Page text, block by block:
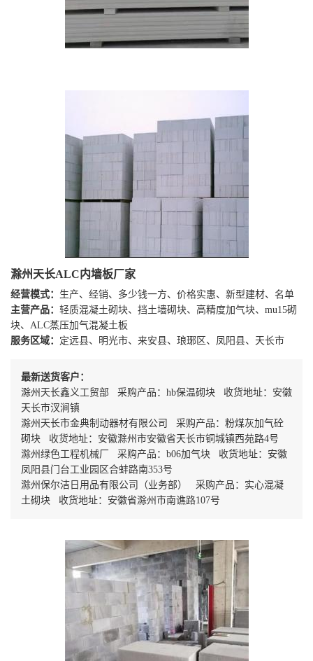
滁州天长ALC内墙板厂家
经营模式： 生产、经销、多少钱一方、价格实惠、新型建材、名单
主营产品： 轻质混凝土砌块、挡土墙砌块、高精度加气块、mu15砌
块、ALC蒸压加气混凝土板
服务区域： 定远县、明光市、来安县、琅琊区、凤阳县、天长市
最新送货客户：
滁州天长鑫义工贸部 采购产品：hb保温砌块 收货地址：安徽
天长市汊涧镇
滁州天长市金典制动器材有限公司 采购产品：粉煤灰加气砼
砌块 收货地址：安徽滁州市安徽省天长市铜城镇西苑路4号
滁州绿色工程机械厂 采购产品：b06加气块 收货地址：安徽
凤阳县门台工业园区合蚌路南353号
滁州保尔洁日用品有限公司（业务部） 采购产品：实心混凝
土砌块 收货地址：安徽省滁州市南谯路107号